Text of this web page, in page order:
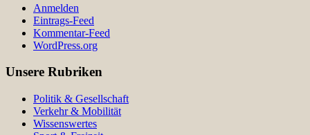
Anmelden
Eintrags-Feed
Kommentar-Feed
WordPress.org
Unsere Rubriken
Politik & Gesellschaft
Verkehr & Mobilität
Wissenswertes